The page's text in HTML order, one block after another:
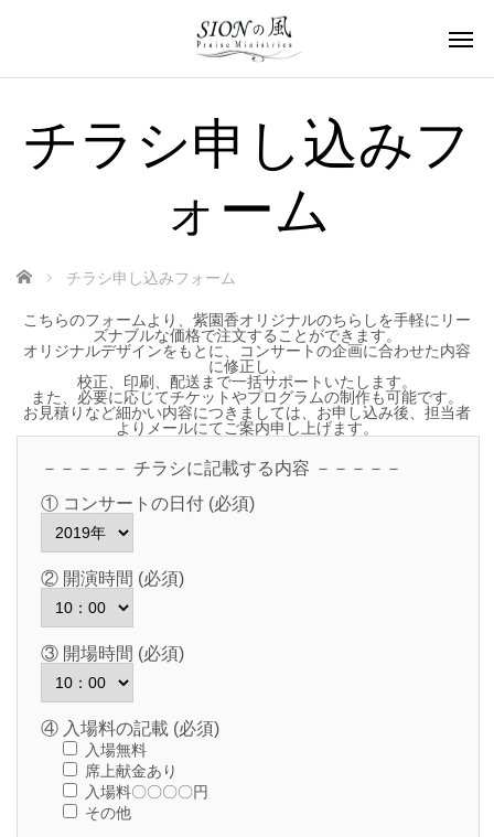
チラシ申し込みフ
ォーム
ホーム チラシ申し込みフォーム
こちらのフォームより、紫園香オリジナルのちらしを手軽にリー
ズナブルな価格で注文することができます。
オリジナルデザインをもとに、コンサートの企画に合わせた内容
に修正し、
校正、印刷、配送まで一括サポートいたします。
また、必要に応じてチケットやプログラムの制作も可能です。
お見積りなど細かい内容につきましては、お申し込み後、担当者
よりメールにてご案内申し上げます。
－－－－－ チラシに記載する内容 －－－－－
① コンサートの日付 (必須)
② 開演時間 (必須)
③ 開場時間 (必須)
④ 入場料の記載 (必須)
入場無料
席上献金あり
入場料〇〇〇〇円
その他